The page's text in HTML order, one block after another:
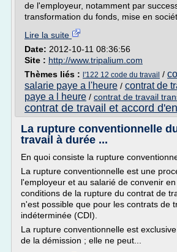
de l'employeur, notamment par
transformation du fonds, mise en
Lire la suite
Date: 2012-10-11 08:36:56
Site : http://www.tripalium.com
Thèmes liés : l'122 12 code du travail /
salarie paye a l'heure / contrat de
paye a l heure / contrat de travail
contrat de travail et accord
La rupture conventionnelle
travail à durée ...
En quoi consiste la rupture
La rupture conventionnelle est une
l'employeur et au salarié de convenir
conditions de la rupture du contrat de
n'est possible que pour les contrats de
indéterminée (CDI).
La rupture conventionnelle est
de la démission ; elle ne peut...